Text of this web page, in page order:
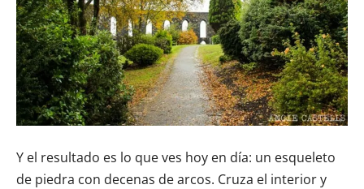
Y el resultado es lo que ves hoy en día: un esqueleto
de piedra con decenas de arcos. Cruza el interior y